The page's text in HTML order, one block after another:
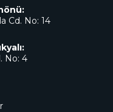
Cd. No: 14
No: 4